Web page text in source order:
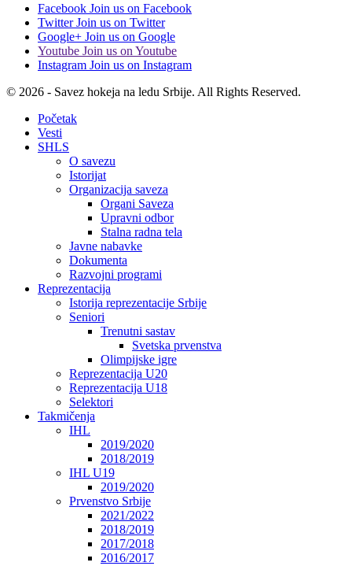
Facebook Join us on Facebook
Twitter Join us on Twitter
Google+ Join us on Google
Youtube Join us on Youtube
Instagram Join us on Instagram
© 2026 - Savez hokeja na ledu Srbije. All Rights Reserved.
Početak
Vesti
SHLS
O savezu
Istorijat
Organizacija saveza
Organi Saveza
Upravni odbor
Stalna radna tela
Javne nabavke
Dokumenta
Razvojni programi
Reprezentacija
Istorija reprezentacije Srbije
Seniori
Trenutni sastav
Svetska prvenstva
Olimpijske igre
Reprezentacija U20
Reprezentacija U18
Selektori
Takmičenja
IHL
2019/2020
2018/2019
IHL U19
2019/2020
Prvenstvo Srbije
2021/2022
2018/2019
2017/2018
2016/2017